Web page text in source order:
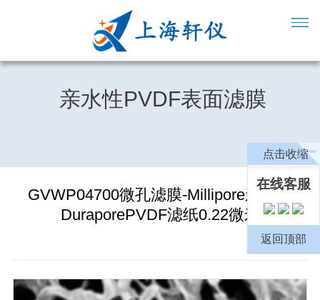
亲水性PVDF表面滤膜
GVWP04700微孔滤膜-Millipore亲水性
DuraporePVDF滤纸0.22微米
点击收缩
在线客服
返回顶部